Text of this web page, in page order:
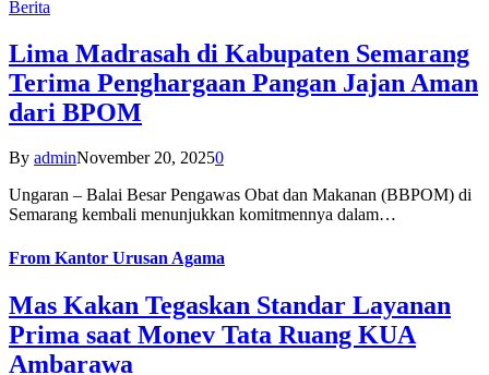
Berita
Lima Madrasah di Kabupaten Semarang
Terima Penghargaan Pangan Jajan Aman
dari BPOM
By adminNovember 20, 20250
Ungaran – Balai Besar Pengawas Obat dan Makanan (BBPOM) di
Semarang kembali menunjukkan komitmennya dalam…
From Kantor Urusan Agama
Mas Kakan Tegaskan Standar Layanan
Prima saat Monev Tata Ruang KUA
Ambarawa